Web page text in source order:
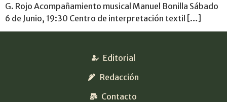
G. Rojo Acompañamiento musical Manuel Bonilla Sábado
6 de Junio, 19:30 Centro de interpretación textil […]
Editorial
Redacción
Contacto